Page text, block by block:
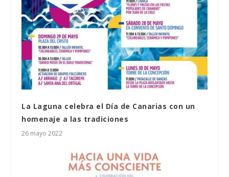
La Laguna celebra el Día de Canarias con un
homenaje a las tradiciones
26 mayo 2022